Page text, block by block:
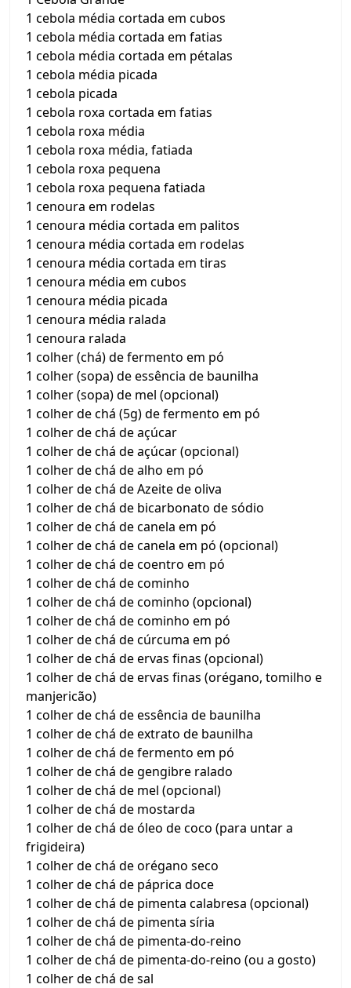
1 cebola média cortada em cubos
1 cebola média cortada em fatias
1 cebola média cortada em pétalas
1 cebola média picada
1 cebola picada
1 cebola roxa cortada em fatias
1 cebola roxa média
1 cebola roxa média, fatiada
1 cebola roxa pequena
1 cebola roxa pequena fatiada
1 cenoura em rodelas
1 cenoura média cortada em palitos
1 cenoura média cortada em rodelas
1 cenoura média cortada em tiras
1 cenoura média em cubos
1 cenoura média picada
1 cenoura média ralada
1 cenoura ralada
1 colher (chá) de fermento em pó
1 colher (sopa) de essência de baunilha
1 colher (sopa) de mel (opcional)
1 colher de chá (5g) de fermento em pó
1 colher de chá de açúcar
1 colher de chá de açúcar (opcional)
1 colher de chá de alho em pó
1 colher de chá de Azeite de oliva
1 colher de chá de bicarbonato de sódio
1 colher de chá de canela em pó
1 colher de chá de canela em pó (opcional)
1 colher de chá de coentro em pó
1 colher de chá de cominho
1 colher de chá de cominho (opcional)
1 colher de chá de cominho em pó
1 colher de chá de cúrcuma em pó
1 colher de chá de ervas finas (opcional)
1 colher de chá de ervas finas (orégano, tomilho e
manjericão)
1 colher de chá de essência de baunilha
1 colher de chá de extrato de baunilha
1 colher de chá de fermento em pó
1 colher de chá de gengibre ralado
1 colher de chá de mel (opcional)
1 colher de chá de mostarda
1 colher de chá de óleo de coco (para untar a
frigideira)
1 colher de chá de orégano seco
1 colher de chá de páprica doce
1 colher de chá de pimenta calabresa (opcional)
1 colher de chá de pimenta síria
1 colher de chá de pimenta-do-reino
1 colher de chá de pimenta-do-reino (ou a gosto)
1 colher de chá de sal